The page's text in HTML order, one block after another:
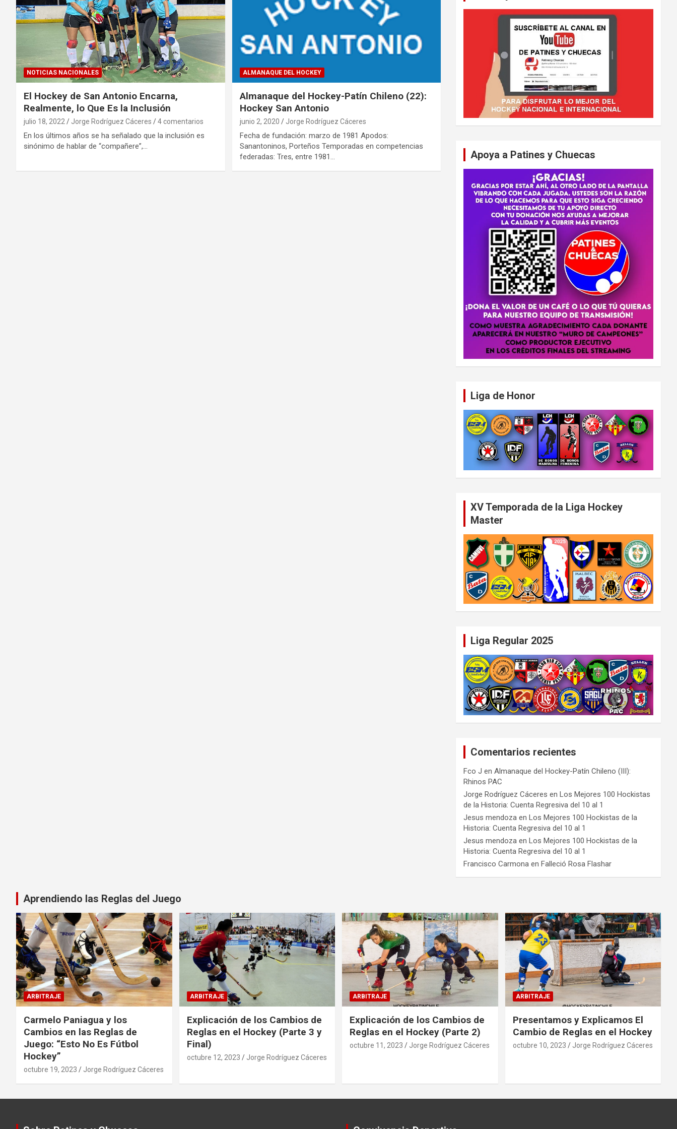
NOTICIAS NACIONALES
El Hockey de San Antonio Encarna,
Realmente, lo Que Es la Inclusión
julio 18, 2022 Jorge Rodríguez Cáceres 4 comentarios
En los últimos años se ha señalado que la inclusión es
sinónimo de hablar de “compañere”,…
ALMANAQUE DEL HOCKEY
Almanaque del Hockey-Patín Chileno (22):
Hockey San Antonio
junio 2, 2020 Jorge Rodríguez Cáceres
Fecha de fundación: marzo de 1981 Apodos:
Sanantoninos, Porteños Temporadas en competencias
federadas: Tres, entre 1981…
Apoya a Patines y Chuecas
Liga de Honor
XV Temporada de la Liga Hockey
Master
Liga Regular 2025
Comentarios recientes
Fco J enAlmanaque del Hockey-Patín Chileno (III):
Rhinos PAC
Jorge Rodríguez Cáceres enLos Mejores 100 Hockistas
de la Historia: Cuenta Regresiva del 10 al 1
Jesus mendoza enLos Mejores 100 Hockistas de la
Historia: Cuenta Regresiva del 10 al 1
Jesus mendoza enLos Mejores 100 Hockistas de la
Historia: Cuenta Regresiva del 10 al 1
Francisco Carmona enFalleció Rosa Flashar
Aprendiendo las Reglas del Juego
ARBITRAJE
Carmelo Paniagua y los
Cambios en las Reglas de
Juego: “Esto No Es Fútbol
Hockey”
octubre 19, 2023 Jorge Rodríguez Cáceres
ARBITRAJE
Explicación de los Cambios de
Reglas en el Hockey (Parte 3 y
Final)
octubre 12, 2023 Jorge Rodríguez Cáceres
ARBITRAJE
Explicación de los Cambios de
Reglas en el Hockey (Parte 2)
octubre 11, 2023 Jorge Rodríguez Cáceres
ARBITRAJE
Presentamos y Explicamos El
Cambio de Reglas en el Hockey
octubre 10, 2023 Jorge Rodríguez Cáceres